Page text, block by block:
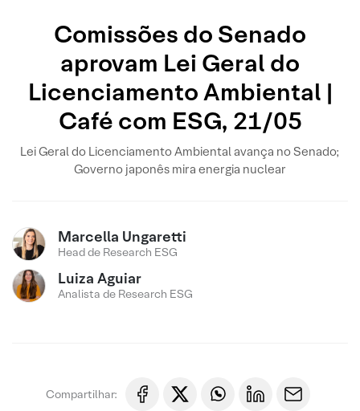
Comissões do Senado
aprovam Lei Geral do
Licenciamento Ambiental |
Café com ESG, 21/05
Lei Geral do Licenciamento Ambiental avança no Senado;
Governo japonês mira energia nuclear
Marcella Ungaretti
Head de Research ESG
Luiza Aguiar
Analista de Research ESG
Compartilhar: